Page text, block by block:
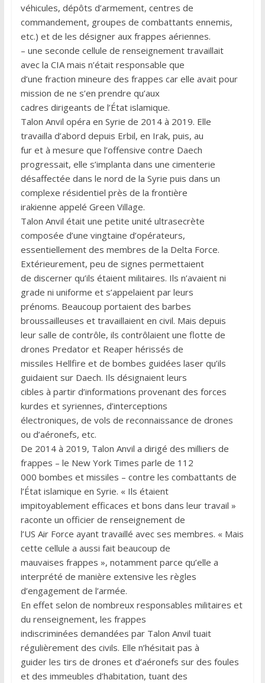
véhicules, dépôts d’armement, centres de
commandement, groupes de combattants ennemis,
etc.) et de les désigner aux frappes aériennes.
– une seconde cellule de renseignement travaillait
avec la CIA mais n’était responsable que
d’une fraction mineure des frappes car elle avait pour
mission de ne s’en prendre qu’aux
cadres dirigeants de l’État islamique.
Talon Anvil opéra en Syrie de 2014 à 2019. Elle
travailla d’abord depuis Erbil, en Irak, puis, au
fur et à mesure que l’offensive contre Daech
progressait, elle s’implanta dans une cimenterie
désaffectée dans le nord de la Syrie puis dans un
complexe résidentiel près de la frontière
irakienne appelé Green Village.
Talon Anvil était une petite unité ultrasecrète
composée d’une vingtaine d’opérateurs,
essentiellement des membres de la Delta Force.
Extérieurement, peu de signes permettaient
de discerner qu’ils étaient militaires. Ils n’avaient ni
grade ni uniforme et s’appelaient par leurs
prénoms. Beaucoup portaient des barbes
broussailleuses et travaillaient en civil. Mais depuis
leur salle de contrôle, ils contrôlaient une flotte de
drones Predator et Reaper hérissés de
missiles Hellfire et de bombes guidées laser qu’ils
guidaient sur Daech. Ils désignaient leurs
cibles à partir d’informations provenant des forces
kurdes et syriennes, d’interceptions
électroniques, de vols de reconnaissance de drones
ou d’aéronefs, etc.
De 2014 à 2019, Talon Anvil a dirigé des milliers de
frappes – le New York Times parle de 112
000 bombes et missiles – contre les combattants de
l’État islamique en Syrie. « Ils étaient
impitoyablement efficaces et bons dans leur travail »
raconte un officier de renseignement de
l’US Air Force ayant travaillé avec ses membres. « Mais
cette cellule a aussi fait beaucoup de
mauvaises frappes », notamment parce qu’elle a
interprété de manière extensive les règles
d’engagement de l’armée.
En effet selon de nombreux responsables militaires et
du renseignement, les frappes
indiscriminées demandées par Talon Anvil tuait
régulièrement des civils. Elle n’hésitait pas à
guider les tirs de drones et d’aéronefs sur des foules
et des immeubles d’habitation, tuant des